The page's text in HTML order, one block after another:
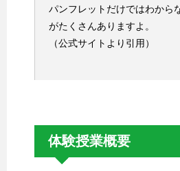
パンフレットだけではわから
がたくさんありますよ。
（公式サイトより引用）
体験授業概要